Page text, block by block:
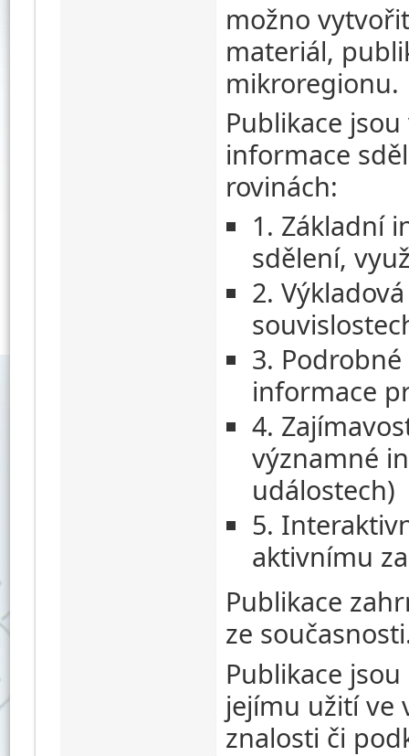
možno
materiál,
mikroregionu.
Publikace
informace
rovinách:
1. Základní
sdělení,
2.
3.
informace
4.
významné
událostech)
5.
aktivnímu
Publikace
ze
Publikace
jejímu užití ve
znalosti či